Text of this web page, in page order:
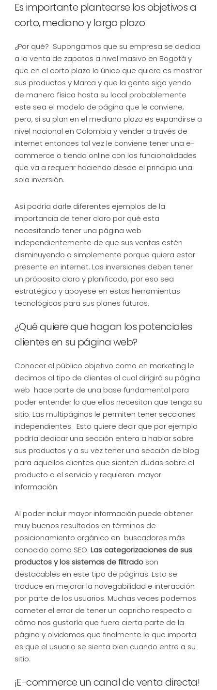
Es importante plantearse los objetivos a
corto, mediano y largo plazo
¿Por qué? Supongamos que su empresa se dedica
a la venta de zapatos a nivel masivo en Bogotá y
que en el corto plazo lo único que quiere es mostrar
sus productos y Marca y que la gente siga yendo
de manera física hasta su local probablemente
este sea el modelo de página que le conviene,
pero, si su plan en el mediano plazo es expandirse a
nivel nacional en Colombia y vender a través de
internet entonces tal vez le conviene tener una e-
commerce o tienda online con las funcionalidades
que va a requerir haciendo desde el principio una
sola inversión.
Así podría darle diferentes ejemplos de la
importancia de tener claro por qué esta
necesitando tener una página web
independientemente de que sus ventas estén
disminuyendo o simplemente porque quiera estar
presente en internet. Las inversiones deben tener
un próposito claro y planificado, por eso sea
estratégico y apoyese en estas herramientas
tecnológicas para sus planes futuros.
¿Qué quiere que hagan los potenciales
clientes en su página web?
Conocer el público objetivo como en marketing le
decimos al tipo de clientes al cual dirigirá su página
web hace parte de una base fundamental para
poder entender lo que ellos necesitan que tenga su
sitio. Las multipáginas le permiten tener secciones
independientes. Esto quiere decir que por ejemplo
podría dedicar una sección entera a hablar sobre
sus productos y a su vez tener una sección de blog
para aquellos clientes que sienten dudas sobre el
producto o el servicio y requieren mayor
información.
Al poder incluir mayor información puede obtener
muy buenos resultados en términos de
posicionamiento orgánico en buscadores más
conocido como SEO. Las categorizaciones de sus
productos y los sistemas de filtrado son
destacables en este tipo de páginas. Esto se
traduce en mejorar la navegabilidad e interacción
por parte de los usuarios. Muchas veces podemos
cometer el error de tener un capricho respecto a
cómo nos gustaría que fuera cierta parte de la
página y olvidamos que finalmente lo que importa
es que el usuario se sienta bien cuando entre a su
sitio.
¡E-commerce un canal de venta directa!